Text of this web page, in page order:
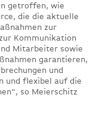
getroffen, wie
die die aktuelle
zur
Kommunikation
Mitarbeiter sowie
garantieren,
und
und flexibel auf die
so Meierschitz